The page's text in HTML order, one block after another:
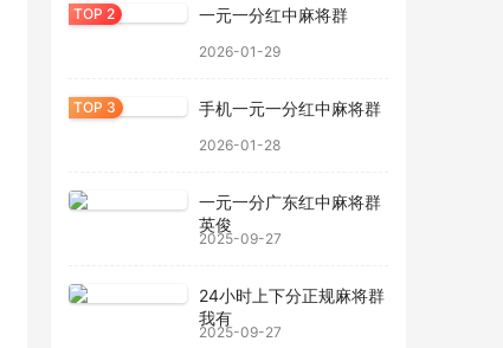
一元一分红中麻将群
2026-01-29
手机一元一分红中麻将群
2026-01-28
一元一分广东红中麻将群
英俊
2025-09-27
24小时上下分正规麻将群
我有
2025-09-27